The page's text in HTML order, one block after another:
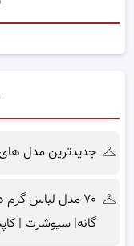
جدیدترین مدل
۷۰ مدل لباس
گانه| سیوشرت |